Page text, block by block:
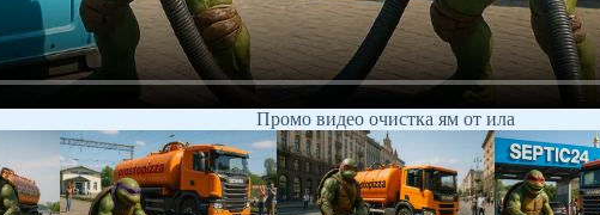
Промо видео очистка ям от ила